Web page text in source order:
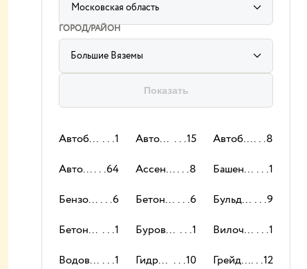
input
Московская область
label
for
sorting
input
ГОРОД/РАЙОН
Большие Вяземы
Показать
Автобетоносмесители 1 Автокраны 15 Автобетононасосы
8
Автовышки
64 Ассенизаторы 8 Башенные краны
1
Бензовозы
6 Бетоновозы 6 Бульдозеры
9
Бетоноукладчики
1 Буровые установки 1 Вилочные погрузчики
1
Водовозы
1 Гидромолоты 10 Грейдеры
12